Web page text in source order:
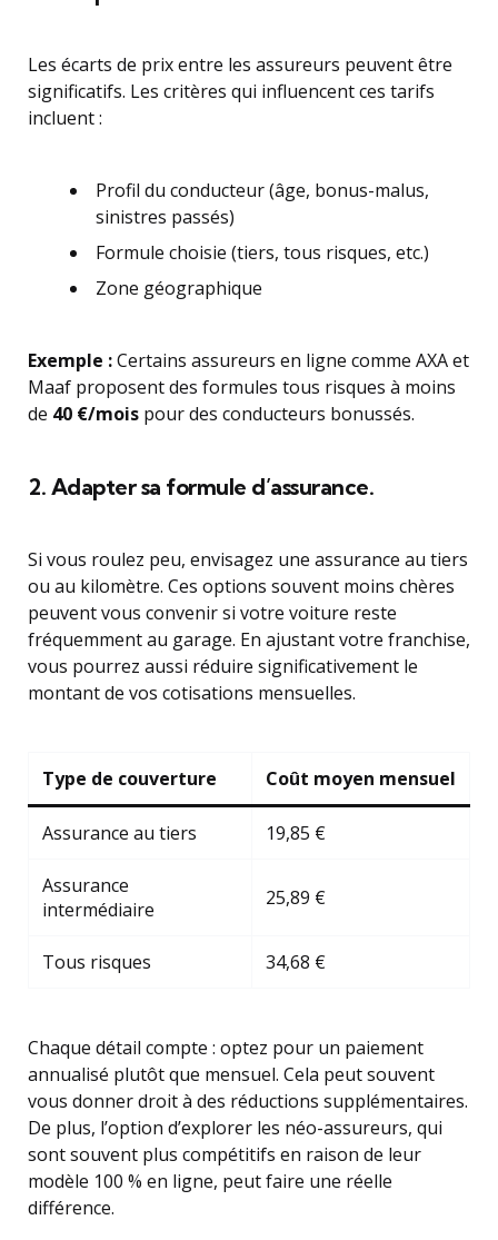
Les écarts de prix entre les assureurs peuvent être
significatifs. Les critères qui influencent ces tarifs
incluent :
Profil du conducteur (âge, bonus-malus,
sinistres passés)
Formule choisie (tiers, tous risques, etc.)
Zone géographique
Exemple :Certains assureurs en ligne comme AXA et
Maaf proposent des formules tous risques à moins
de 40 €/mois pour des conducteurs bonussés.
2. Adapter sa formule d’assurance.
Si vous roulez peu, envisagez une assurance au tiers
ou au kilomètre. Ces options souvent moins chères
peuvent vous convenir si votre voiture reste
fréquemment au garage. En ajustant votre franchise,
vous pourrez aussi réduire significativement le
montant de vos cotisations mensuelles.
Type de couverture Coût moyen mensuel
Assurance au tiers 19,85 €
Assurance
intermédiaire
25,89 €
Tous risques 34,68 €
Chaque détail compte : optez pour un paiement
annualisé plutôt que mensuel. Cela peut souvent
vous donner droit à des réductions supplémentaires.
De plus, l’option d’explorer les néo-assureurs, qui
sont souvent plus compétitifs en raison de leur
modèle 100 % en ligne, peut faire une réelle
différence.